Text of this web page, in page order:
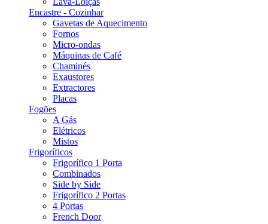
Encastre - Cozinhar
Gavetas de Aquecimento
Fornos
Micro-ondas
Máquinas de Café
Chaminés
Exaustores
Extractores
Placas
Fogões
A Gás
Elétricos
Mistos
Frigoríficos
Frigorífico 1 Porta
Combinados
Side by Side
Frigorífico 2 Portas
4 Portas
French Door